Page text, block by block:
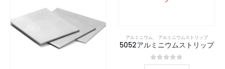
アルミニウム、 アルミニウムストリップ
5052アルミニウムストリップ
05つのうち